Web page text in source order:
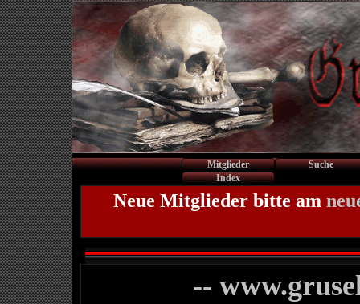
Mitglieder
Suche
Index
Neue Mitglieder bitte am
--